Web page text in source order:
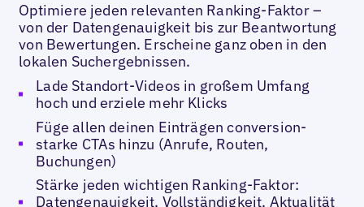
Optimiere jeden relevanten Ranking-Faktor –
von der Datengenauigkeit bis zur Beantwortung
von Bewertungen. Erscheine ganz oben in den
lokalen Suchergebnissen.
Lade Standort-Videos in großem Umfang
hoch und erziele mehr Klicks
Füge allen deinen Einträgen conversion-
starke CTAs hinzu (Anrufe, Routen,
Buchungen)
Stärke jeden wichtigen Ranking-Faktor:
Datengenauigkeit, Vollständigkeit, Aktualität